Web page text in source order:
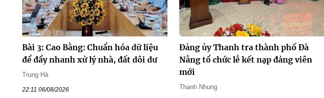
Bài 3: Cao Bằng: Chuẩn hóa dữ liệu
để đẩy nhanh xử lý nhà, đất dôi dư
Trung Hà
22:11 06/08/2026
Đảng ủy Thanh tra thành phố Đà
Nẵng tổ chức lễ kết nạp đảng viên
mới
Thanh Nhung